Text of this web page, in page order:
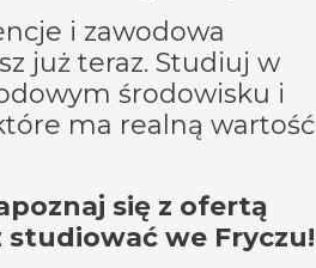
i zawodowa
już teraz. Studiuj w
środowisku i
ma realną wartość
się z ofertą
we Fryczu!